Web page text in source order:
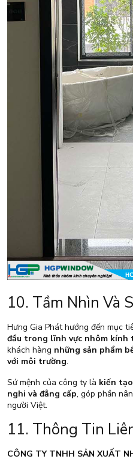
10. Tầm Nhìn Và
Hưng Gia Phát hướng đến mục
đầu trong lĩnh vực nhôm kính
khách hàng những sản phẩm
với môi trường.
Sứ mệnh của công ty là kiến
nghi và đẳng cấp, góp phần
người Việt.
11. Thông Tin
CÔNG TY TNHH SẢN XUẤT